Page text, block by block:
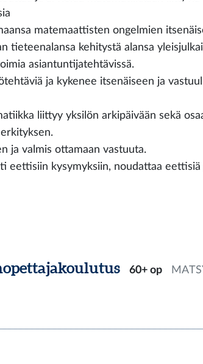
matemaattisten ongelmien
tieteenalansa kehitystä alansa
asiantuntijatehtävissä.
ja kykenee itsenäiseen ja
liittyy yksilön arkipäivään sekä
ja valmis ottamaan vastuuta.
eettisiin kysymyksiin, noudattaa
60+ op